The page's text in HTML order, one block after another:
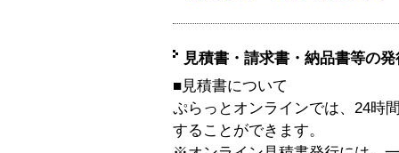
見積書・請求書・納品書等の
■見積書について
ぷらっとオンラインでは、24時
することができます。